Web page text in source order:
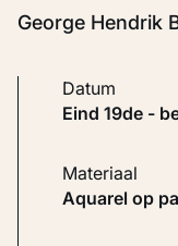
George Hendrik
Datum
eind 19de -
Materiaal
Aquarel op